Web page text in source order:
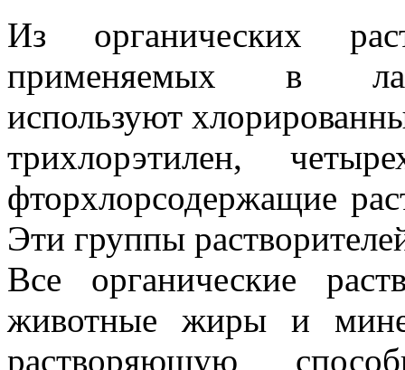
Из органических
применяемых в
используют
трихлорэтилен,
фторхлорсодержащие
Эти группы
Все органические
животные жиры и
растворяющую